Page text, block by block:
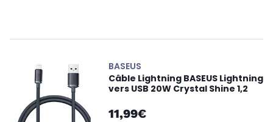
BASEUS
Câble Lightning BASEUS Lightning
vers USB 20W Crystal Shine 1,2
11,99€